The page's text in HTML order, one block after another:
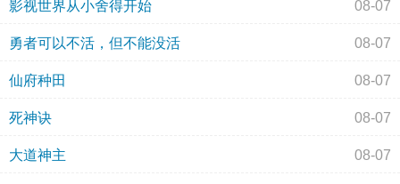
影视世界从小舍得开始 08-07
勇者可以不活，但不能没活 08-07
仙府种田 08-07
死神诀 08-07
大道神主 08-07